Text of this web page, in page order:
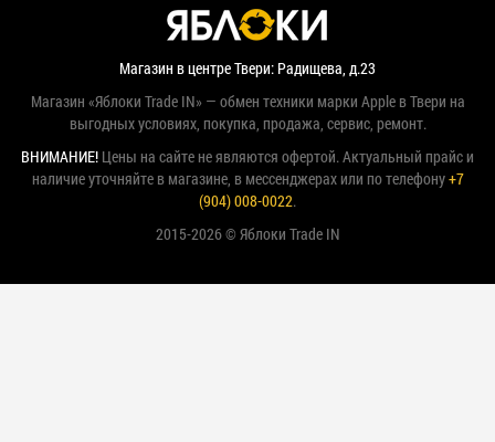
Магазин в центре Твери: Радищева, д.23
Магазин «Яблоки Trade IN» — обмен техники марки Apple в Твери на
выгодных условиях, покупка, продажа, сервис, ремонт.
ВНИМАНИЕ! Цены на сайте не являются офертой. Актуальный прайс и
наличие уточняйте в магазине, в мессенджерах или по телефону+7
(904) 008-0022.
2015-2026 © Яблоки Trade IN